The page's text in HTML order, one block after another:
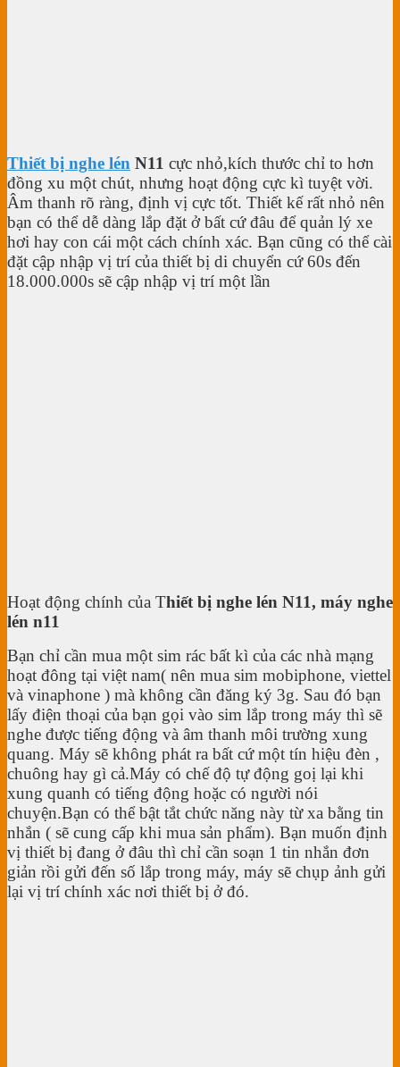
Thiết bị nghe lén N11 cực nhỏ,kích thước chỉ to hơn
đồng xu một chút, nhưng hoạt động cực kì tuyệt vời.
Âm thanh rõ ràng, định vị cực tốt. Thiết kế rất nhỏ nên
bạn có thể dễ dàng lắp đặt ở bất cứ đâu để quản lý xe
hơi hay con cái một cách chính xác. Bạn cũng có thể cài
đặt cập nhập vị trí của thiết bị di chuyển cứ 60s đến
18.000.000s sẽ cập nhập vị trí một lần
Hoạt động chính của Thiết bị nghe lén N11, máy nghe
lén n11
Bạn chỉ cần mua một sim rác bất kì của các nhà mạng
hoạt đông tại việt nam( nên mua sim mobiphone, viettel
và vinaphone ) mà không cần đăng ký 3g. Sau đó bạn
lấy điện thoại của bạn gọi vào sim lắp trong máy thì sẽ
nghe được tiếng động và âm thanh môi trường xung
quang. Máy sẽ không phát ra bất cứ một tín hiệu đèn ,
chuông hay gì cả.Máy có chế độ tự động goị lại khi
xung quanh có tiếng động hoặc có người nói
chuyện.Bạn có thể bật tắt chức năng này từ xa bằng tin
nhắn ( sẽ cung cấp khi mua sản phẩm). Bạn muốn định
vị thiết bị đang ở đâu thì chỉ cần soạn 1 tin nhắn đơn
giản rồi gửi đến số lắp trong máy, máy sẽ chụp ảnh gửi
lại vị trí chính xác nơi thiết bị ở đó.